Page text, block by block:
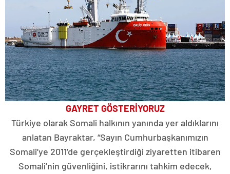
GAYRET GÖSTERİYORUZ
Türkiye olarak Somali halkının yanında yer aldıklarını
anlatan Bayraktar, “Sayın Cumhurbaşkanımızın
Somali’ye 2011’de gerçekleştirdiği ziyaretten itibaren
Somali’nin güvenliğini, istikrarını tahkim edecek,